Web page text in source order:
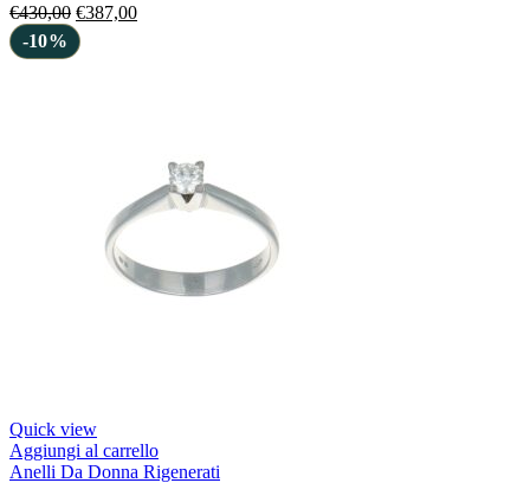
€430,00 €387,00
-10%
Quick view
Aggiungi al carrello
Anelli Da Donna Rigenerati